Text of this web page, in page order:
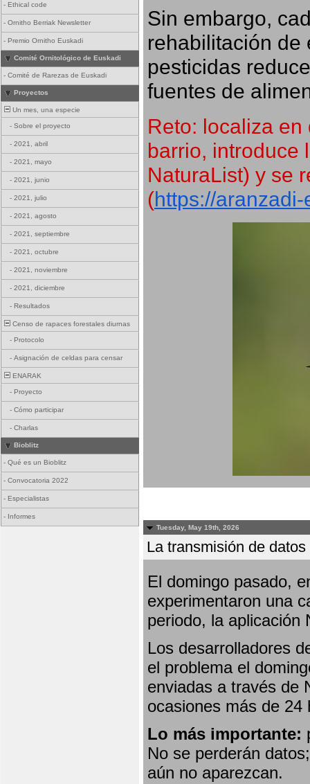
- Ethical code
- Ornitho Berriak Newsletter
- Premio Ornitho Euskadi
Comité Ornitológico de Euskadi
- Comité de Rarezas de Euskadi
Proyectos
Un mes, una especie
- Sobre el proyecto
- 2021, abril
- 2021, mayo
- 2021, junio
- 2021, julio
- 2021, agosto
- 2021, septiembre
- 2021, octubre
- 2021, noviembre
- 2021, diciembre
- Resultados
Censo de rapaces forestales diurnas
- Protocolo
- Asignación de celdas para censar
ENARAK
- Proyecto
- Cómo participar
- Charlas
Bioblitz
- Qué es un Bioblitz
- Convocatoria 2022
- Especialistas
- Informes
Sin embargo,
rehabilitación de
pesticidas
fuentes de
Reto: localiza
barrio, introduce
NaturaList) y se
(https://
Tuesday, May 19th, 2026
La transmisión de
El domingo pasado,
experimentaron una
periodo, la aplicación
Los desarrolladores
el problema el
enviadas a través de
ocasiones más de 24
Lo más importante:
No se perderán
aún no aparezcan.